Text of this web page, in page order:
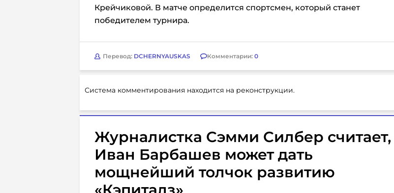
Крейчиковой. В матче определится спортсмен, который станет
победителем турнира.
Перевод: DCHERNYAUSKAS Комментарии: 0
Система комментирования находится на реконструкции.
Журналистка Сэмми Силбер считает,
Иван Барбашев может дать
мощнейший толчок развитию